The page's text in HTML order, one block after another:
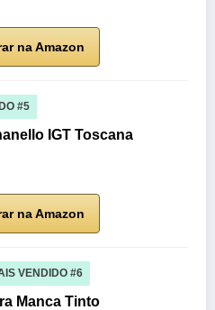
na Amazon
#5
IGT Toscana
na Amazon
VENDIDO #6
Manca Tinto